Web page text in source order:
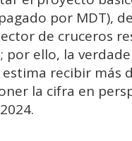
por MDT),
de cruceros
por ello, la
recibir más
la cifra en